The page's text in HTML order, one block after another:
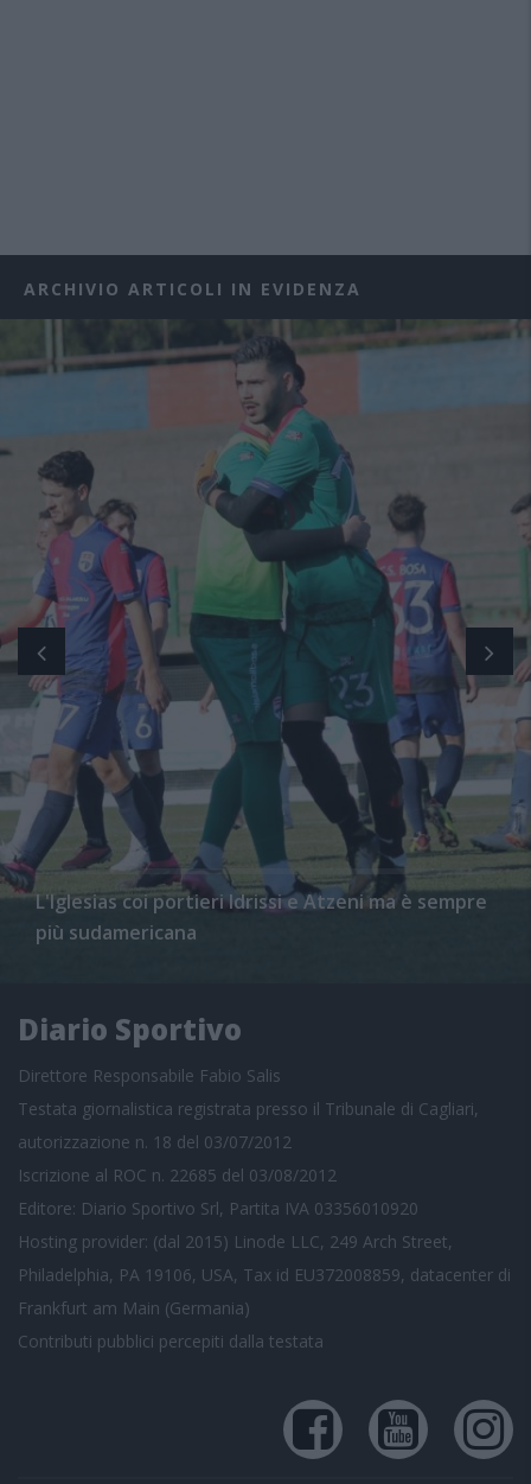
ARCHIVIO ARTICOLI IN EVIDENZA
L'Iglesias coi portieri Idrissi e Atzeni ma è sempre
più sudamericana
Diario Sportivo
Direttore Responsabile Fabio Salis
Testata giornalistica registrata presso il Tribunale di Cagliari,
autorizzazione n. 18 del 03/07/2012
Iscrizione al ROC n. 22685 del 03/08/2012
Editore: Diario Sportivo Srl, Partita IVA 03356010920
Hosting provider: (dal 2015) Linode LLC, 249 Arch Street,
Philadelphia, PA 19106, USA, Tax id EU372008859, datacenter di
Frankfurt am Main (Germania)
Contributi pubblici percepiti dalla testata